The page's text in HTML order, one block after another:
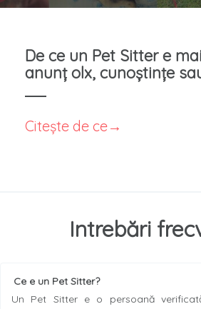
De ce un Pet Sitter e
anunț olx, cunoștințe
Citește de ce→
Intrebări
Ce e un Pet Sitter?
Un Pet Sitter e o persoană